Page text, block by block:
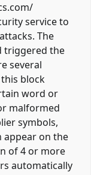
service to
The
triggered the
several
block
word or
malformed
symbols,
appear on the
of 4 or more
automatically